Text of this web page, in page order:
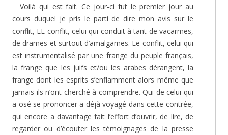
Voilà qui est fait. Ce jour-ci fut le premier jour au
cours duquel je pris le parti de dire mon avis sur le
conflit, LE conflit, celui qui conduit à tant de vacarmes,
de drames et surtout d’amalgames. Le conflit, celui qui
est instrumentalisé par une frange du peuple français,
la frange que les juifs et/ou les arabes dérangent, la
frange dont les esprits s’enflamment alors même que
jamais ils n’ont cherché à comprendre. Qui de celui qui
a osé se prononcer a déjà voyagé dans cette contrée,
qui encore a davantage fait l’effort d’ouvrir, de lire, de
regarder ou d’écouter les témoignages de la presse